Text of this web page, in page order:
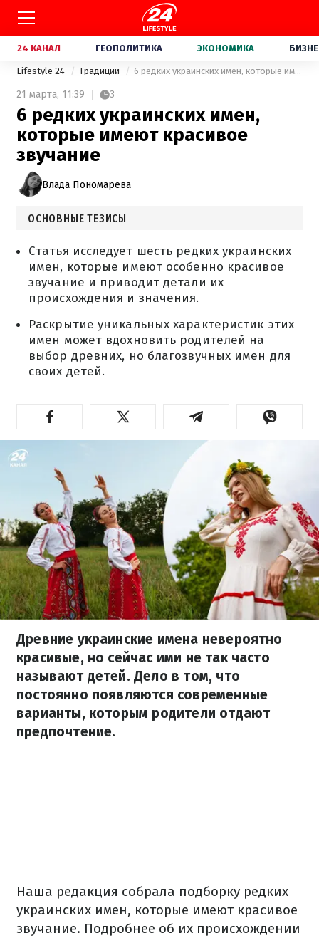
24 КАНАЛ ГЕОПОЛИТИКА ЭКОНОМИКА
Lifestyle 24 Традиции 6 редких украинских имен, которые имеют красивое звучание
21 марта, 11:39 3
6 редких украинских имен,
которые имеют красивое
звучание
Влада Пономарева
ОСНОВНЫЕ ТЕЗИСЫ
Статья исследует шесть редких украинских
имен, которые имеют особенно красивое
звучание и приводит детали их
происхождения и значения.
Раскрытие уникальных характеристик этих
имен может вдохновить родителей на
выбор древних, но благозвучных имен для
своих детей.
Древние украинские имена невероятно
красивые, но сейчас ими не так часто
называют детей. Дело в том, что
постоянно появляются современные
варианты, которым родители отдают
предпочтение.
Наша редакция собрала подборку редких
украинских имен, которые имеют красивое
звучание. Подробнее об их происхождении